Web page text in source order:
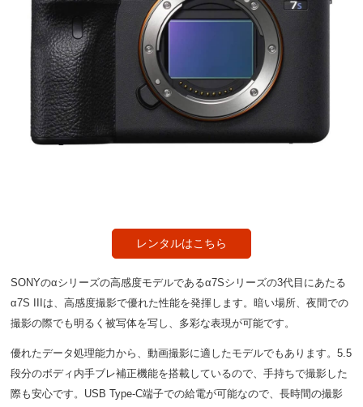
レンタルはこちら
SONYのαシリーズの高感度モデルであるα7Sシリーズの3代目にあたる
α7S IIIは、高感度撮影で優れた性能を発揮します。暗い場所、夜間での
撮影の際でも明るく被写体を写し、多彩な表現が可能です。
優れたデータ処理能力から、動画撮影に適したモデルでもあります。5.5
段分のボディ内手ブレ補正機能を搭載しているので、手持ちで撮影した
際も安心です。USB Type-C端子での給電が可能なので、長時間の撮影